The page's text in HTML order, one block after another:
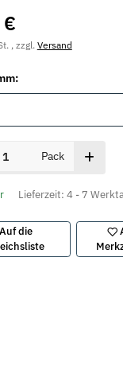
, zzgl.Versand
Pack
Lieferzeit:4 - 7
Auf die